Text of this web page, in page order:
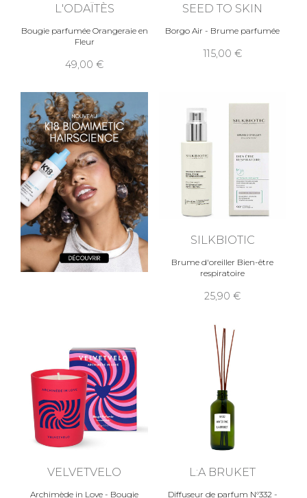
L'ODAÏTÈS
Bougie parfumée Orangeraie en
Fleur
49,00
SEED TO SKIN
Borgo Air - Brume parfumée
115,00
SILKBIOTIC
Brume d'oreiller Bien-être
respiratoire
25,90
VELVETVELO
Archimède in Love - Bougie
L:A BRUKET
Diffuseur de parfum N°332 -